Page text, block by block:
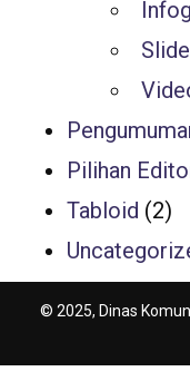
Pilihan
Tabloid (2)
© 2025, Dinas